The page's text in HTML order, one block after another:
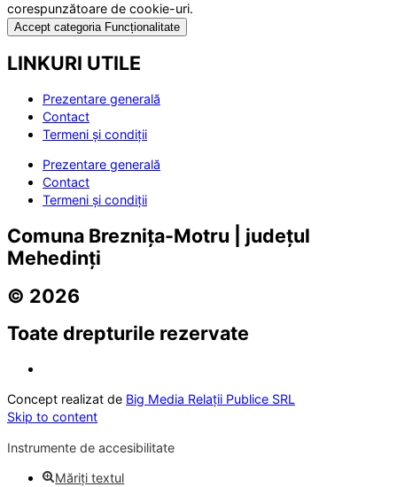
corespunzătoare de cookie-uri.
Accept categoria Funcționalitate
LINKURI UTILE
Prezentare generală
Contact
Termeni și condiții
Prezentare generală
Contact
Termeni și condiții
Comuna Breznița-Motru | județul
Mehedinți
© 2026
Toate drepturile rezervate
Concept realizat de Big Media Relații Publice SRL
Skip to content
Instrumente de accesibilitate
Măriți textul